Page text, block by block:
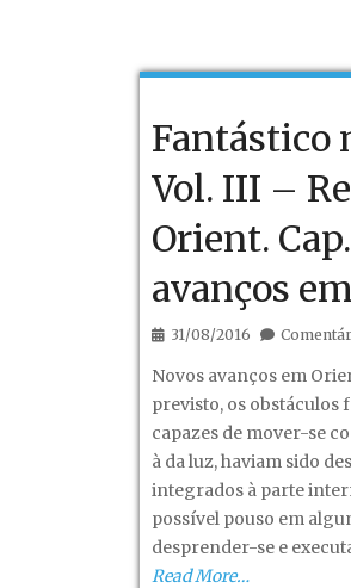
Fantástico
Vol. III –
Orient.
avanços
31/08/2016
Novos avanços em
previsto, os obstáculos
capazes de mover-se
à da luz, haviam sido
integrados à parte
possível pouso em
desprender-se e
Read More…